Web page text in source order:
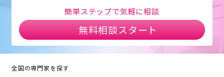
簡単ステップで気軽に相談
無料相談スタート
全国の専門家を探す